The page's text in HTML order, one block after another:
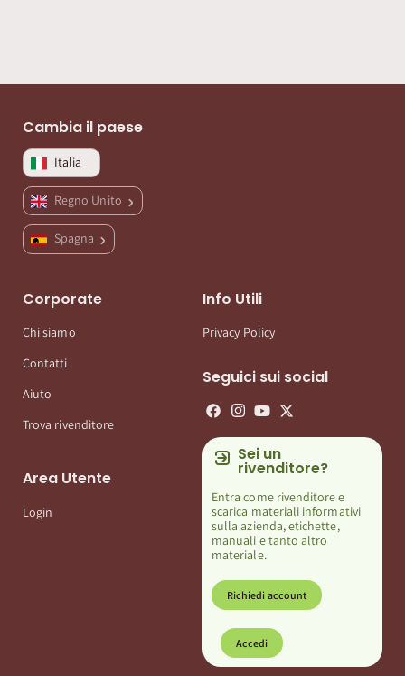
Cambia il paese
Italia
Regno Unito
Spagna
Corporate
Chi siamo
Contatti
Aiuto
Trova rivenditore
Area Utente
Login
Info Utili
Privacy Policy
Seguici sui social
Sei un
rivenditore?
Entra come rivenditore e
scarica materiali informativi
sulla azienda, etichette,
manuali e tanto altro
materiale.
Richiedi account
Accedi